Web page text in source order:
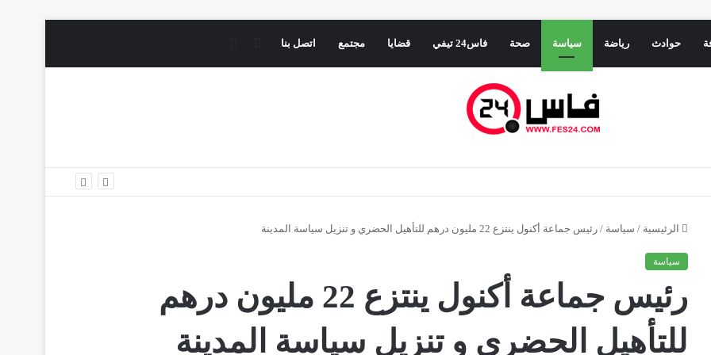
حوادث رياضة سياسة صحة فاس24 تيفي قضايا مجتمع اتصل بنا
الرئيسية / سياسة / رئيس جماعة أكنول ينتزع 22 مليون درهم للتأهيل الحضري و تنزيل سياسة المدينة
سياسة
رئيس جماعة أكنول ينتزع 22 مليون درهم
للتأهيل الحضري و تنزيل سياسة المدينة